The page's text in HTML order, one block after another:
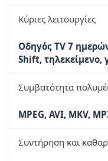
Κύριες λειτουργίες
Οδηγός TV 7
Shift, τηλεκείμενο,
Συμβατότητα
MPEG, AVI, MKV,
Συντήρηση και